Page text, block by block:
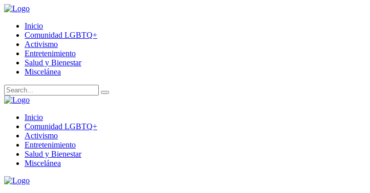
Inicio
Comunidad LGBTQ+
Activismo
Entretenimiento
Salud y Bienestar
Miscelánea
Inicio
Comunidad LGBTQ+
Activismo
Entretenimiento
Salud y Bienestar
Miscelánea